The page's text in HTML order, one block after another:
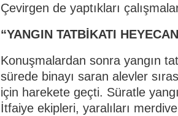
Çevirgen de yaptıkları
“YANGIN TATBİKATI
Konuşmalardan sonra yangın
sürede binayı saran alevler
için harekete geçti. Süratle
İtfaiye ekipleri, yaralıları